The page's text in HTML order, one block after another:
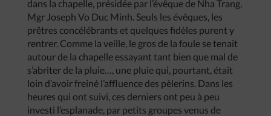
dans la chapelle, présidée par l’évêque de Nha Trang,
Mgr Joseph Vo Duc Minh. Seuls les évêques, les
prêtres concélébrants et quelques fidèles purent y
rentrer. Comme la veille, le gros de la foule se tenait
autour de la chapelle essayant tant bien que mal de
s’abriter de la pluie…, une pluie qui, pourtant, était
loin d’avoir freiné l’affluence des pèlerins. Dans les
heures qui ont suivi, ces derniers ont peu à peu
investi l’esplanade, par petits groupes venus de